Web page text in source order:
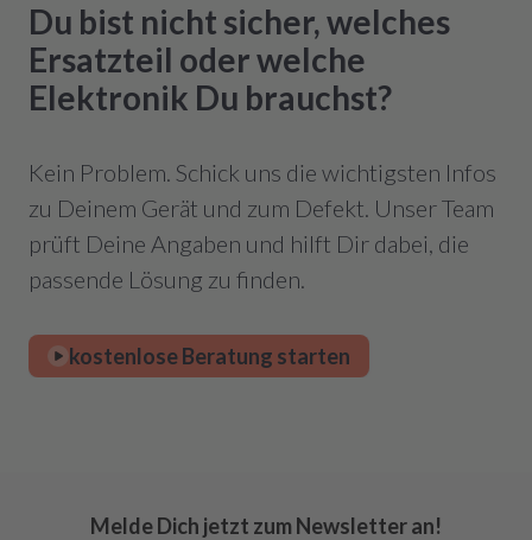
Du bist nicht sicher, welches
Ersatzteil oder welche
Elektronik Du brauchst?
Kein Problem. Schick uns die wichtigsten Infos
zu Deinem Gerät und zum Defekt. Unser Team
prüft Deine Angaben und hilft Dir dabei, die
passende Lösung zu finden.
kostenlose Beratung starten
Melde Dich jetzt zum Newsletter an!